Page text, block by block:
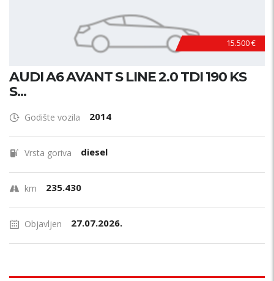
15.500 €
AUDI A6 AVANT S LINE 2.0 TDI 190 KS
S...
Godište vozila 2014
Vrsta goriva diesel
km 235.430
Objavljen 27.07.2026.